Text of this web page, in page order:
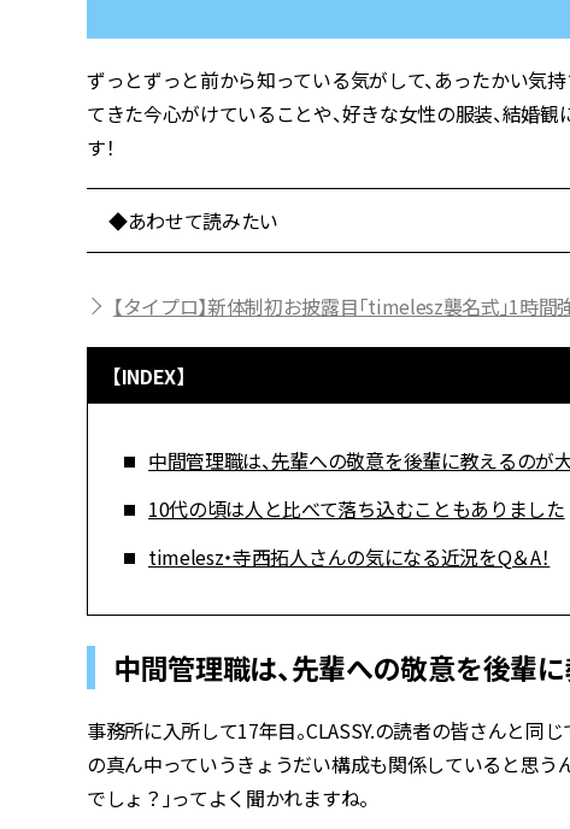
ずっとずっと前から知っている気がして、あったかい
てきた今心がけていることや、好きな女性の服装、結婚
す！
◆あわせて読みたい
【タイプロ】新体制初お披露目「timelesz襲名式」1時間
【INDEX】
中間管理職は、先輩への敬意を後輩に教えるのが
10代の頃は人と比べて落ち込むこともありました
timelesz・寺西拓人さんの気になる近況をQ＆A！
中間管理職は、先輩への敬意を後輩
事務所に入所して17年目。CLASSY.の読者の皆さんと同
の真ん中っていうきょうだい構成も関係していると思う
でしょ？」ってよく聞かれますね。